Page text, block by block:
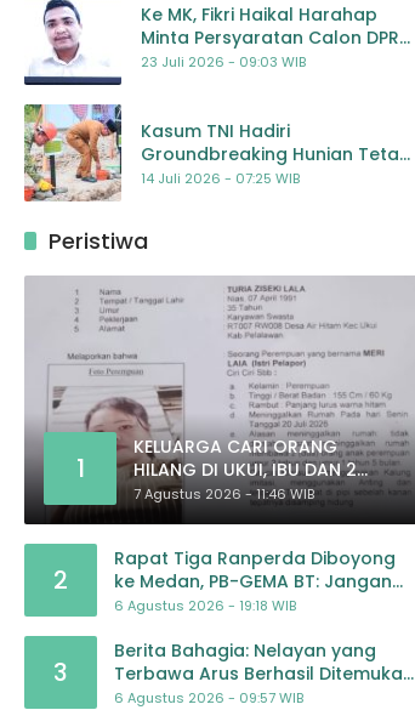
Ke MK, Fikri Haikal Harahap
Minta Persyaratan Calon DPR
Dilengkapi Penilaian
23 Juli 2026 - 09:03 WIB
Kasum TNI Hadiri
Groundbreaking Hunian Tetap
Pascabencana di
14 Juli 2026 - 07:25 WIB
Peristiwa
1
KELUARGA CARI ORANG
HILANG DI UKUI, IBU DAN 2
ANAK BALITA BELUM PULANG
SEJAK 20 JULI 2026
7 Agustus 2026 - 11:46 WIB
2
Rapat Tiga Ranperda Diboyong
ke Medan, PB-GEMA BT: Jangan
Jadikan APBD Ladang
6 Agustus 2026 - 19:18 WIB
3
Berita Bahagia: Nelayan yang
Terbawa Arus Berhasil Ditemukan
Dalam Keadaan Selamat
6 Agustus 2026 - 09:57 WIB